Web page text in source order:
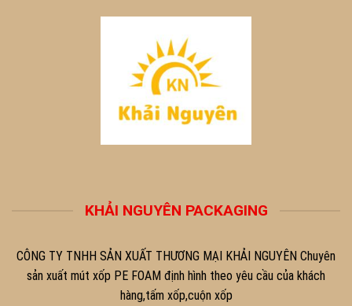
KHẢI NGUYÊN PACKAGING
CÔNG TY TNHH SẢN XUẤT THƯƠNG MẠI KHẢI NGUYÊN Chuyên
sản xuất mút xốp PE FOAM định hình theo yêu cầu của khách
hàng,tấm xốp,cuộn xốp